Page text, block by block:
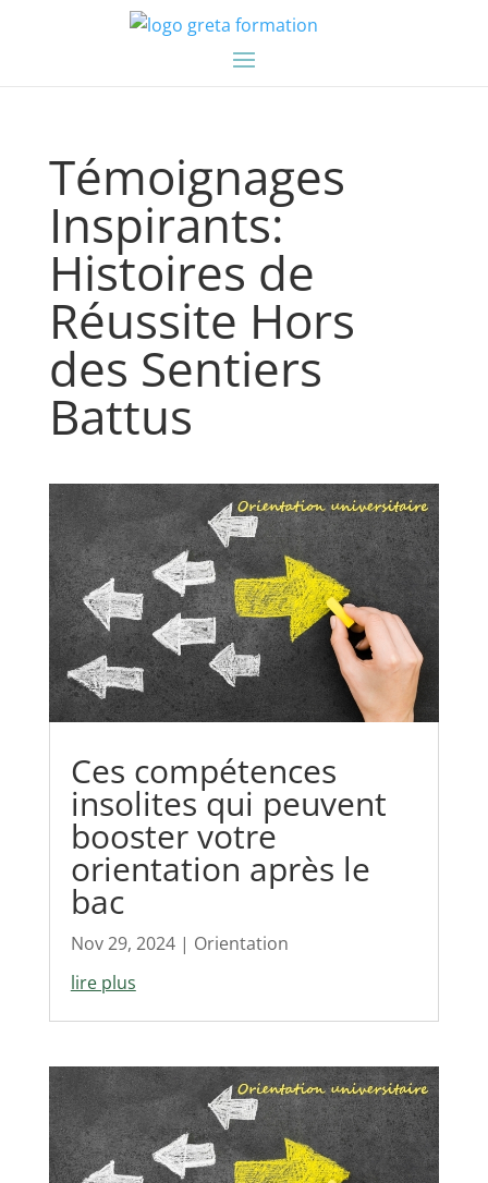
Témoignages
Inspirants:
Histoires de
Réussite Hors
des Sentiers
Battus
Ces compétences
insolites qui peuvent
booster votre
orientation après le
bac
Nov 29, 2024| Orientation
lire plus